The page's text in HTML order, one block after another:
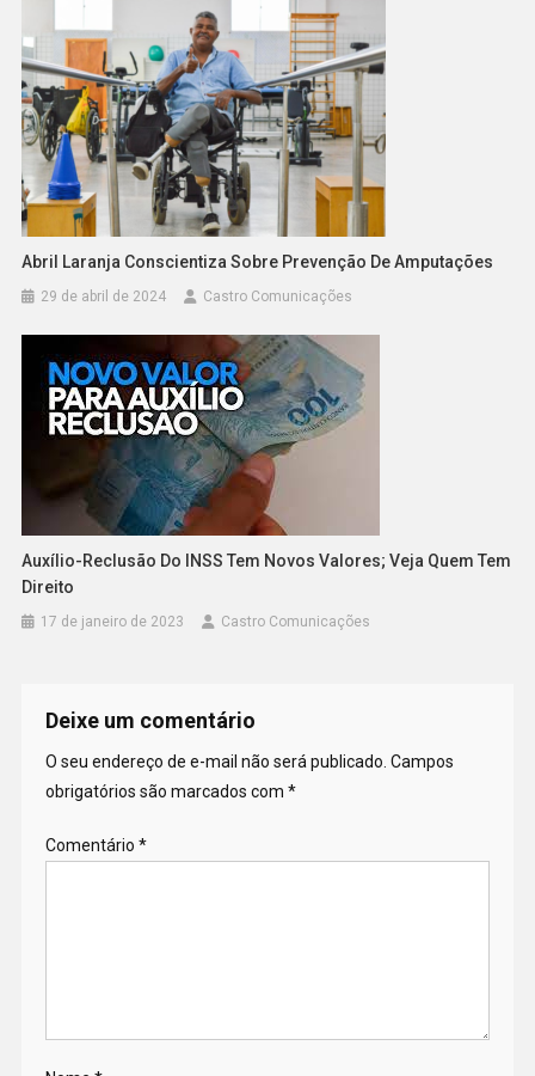
Abril Laranja Conscientiza Sobre Prevenção De Amputações
29 de abril de 2024 Castro Comunicações
Auxílio-Reclusão Do INSS Tem Novos Valores; Veja Quem Tem
Direito
17 de janeiro de 2023 Castro Comunicações
Deixe um comentário
O seu endereço de e-mail não será publicado. Campos
obrigatórios são marcados com *
Comentário *